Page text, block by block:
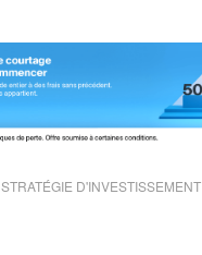
STRATÉGIE D'INVESTISSEMENT